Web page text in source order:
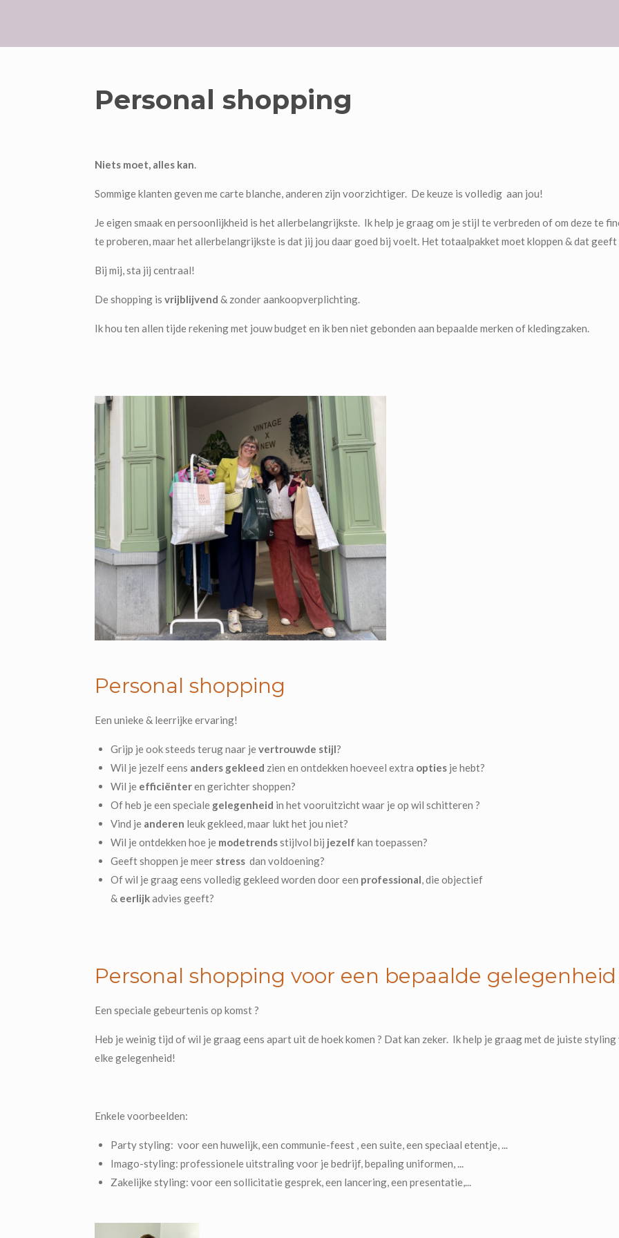
Personal shopping
Niets moet, alles kan.
Sommige klanten geven me carte blanche, anderen zijn voorzichtiger. De keuze is volledig aan jou!
Je eigen smaak en persoonlijkheid is het allerbelangrijkste. Ik help je graag om je stijl te verbreden of om deze te
te proberen, maar het allerbelangrijkste is dat jij jou daar goed bij voelt. Het totaalpakket moet kloppen & dat
Bij mij, sta jij centraal!
De shopping is vrijblijvend & zonder aankoopverplichting.
Ik hou ten allen tijde rekening met jouw budget en ik ben niet gebonden aan bepaalde merken of kledingzaken.
Personal shopping
Een unieke & leerrijke ervaring!
Grijp je ook steeds terug naar jevertrouwde stijl?
Wil je jezelf eens anders gekleed zien en ontdekken hoeveel extra opties je hebt?
Wil je efficiënteren gerichter shoppen?
Of heb je een speciale gelegenheid in het vooruitzicht waar je op wil schitteren ?
Vind je anderen leuk gekleed, maar lukt het jou niet?
Wil je ontdekken hoe je modetrendsstijlvol bij jezelf kan toepassen?
Geeft shoppen je meer stress dan voldoening?
Of wil je graag eens volledig gekleed worden door een professional , die objectief
& eerlijkadvies geeft?
Personal shopping voor een bepaalde gelegenheid
Een speciale gebeurtenis op komst ?
Heb je weinig tijd of wil je graag eens apart uit de hoek komen ? Dat kan zeker. Ik help je graag met de juiste
elke gelegenheid!
Enkele voorbeelden:
Party styling: voor een huwelijk, een communie-feest , een suite, een speciaal etentje, ...
Imago-styling: professionele uitstraling voor je bedrijf, bepaling uniformen, ...
Zakelijke styling: voor een sollicitatie gesprek, een lancering, een presentatie,...